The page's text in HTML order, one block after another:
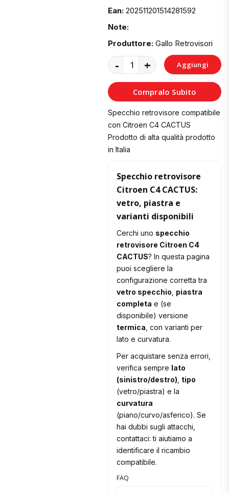
Ean: 202511201514281592
Note:
Produttore: Gallo Retrovisori
- + Aggiungi
al
Carrello
Compralo Subito
Specchio retrovisore compatibile
con Citroen C4 CACTUS
Prodotto di alta qualità prodotto
in Italia
Specchio retrovisore
Citroen C4 CACTUS:
vetro, piastra e
varianti disponibili
Cerchi uno specchio
retrovisore Citroen C4
CACTUS? In questa pagina
puoi scegliere la
configurazione corretta tra
vetro specchio piastra
completa e (se
disponibile) versione
termica , con varianti per
lato e curvatura.
Per acquistare senza errori,
verifica sempre lato
(sinistro/destro) tipo
(vetro/piastra) e la
curvatura
(piano/curvo/asferico). Se
hai dubbi sugli attacchi,
contattaci: ti aiutiamo a
identificare il ricambio
compatibile.
FAQ